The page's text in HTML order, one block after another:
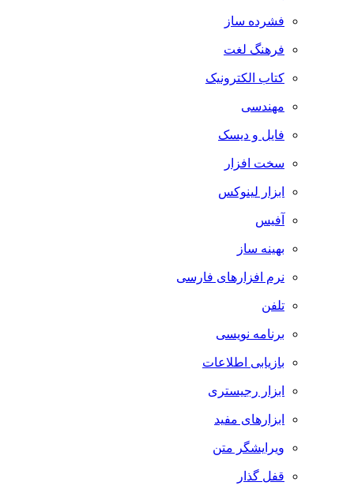
فشرده ساز
فرهنگ لغت
کتاب الکترونیک
مهندسی
فایل و دیسک
سخت افزار
ابزار لینوکس
آفیس
بهینه ساز
نرم افزارهای فارسی
تلفن
برنامه نویسی
بازیابی اطلاعات
ابزار رجیستری
ابزارهای مفید
ویرایشگر متن
قفل گذار